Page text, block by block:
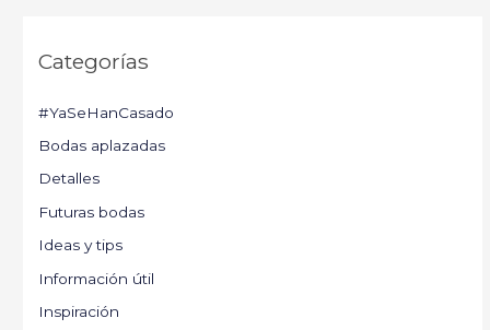
Categorías
#YaSeHanCasado
Bodas aplazadas
Detalles
Futuras bodas
Ideas y tips
Información útil
Inspiración